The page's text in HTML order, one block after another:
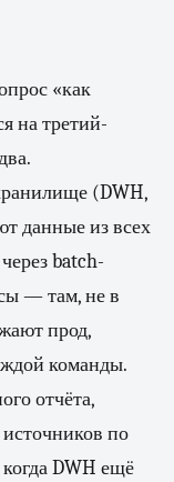
«как
на третий-
(DWH,
данные из всех
batch-
— там, не в
прод,
команды.
отчёта,
по
DWH ещё